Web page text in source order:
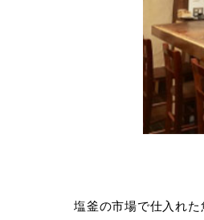
塩釜の市場で仕入れ